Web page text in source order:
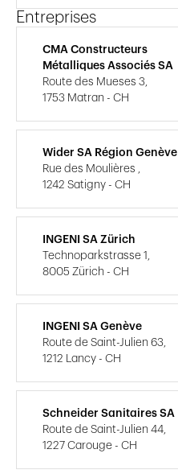
Entreprises
CMA Constructeurs
Métalliques Associés SA
Route des Mueses 3,
1753 Matran - CH
Wider SA Région Genève
Rue des Moulières ,
1242 Satigny - CH
INGENI SA Zürich
Technoparkstrasse 1,
8005 Zürich - CH
INGENI SA Genève
Route de Saint-Julien 63,
1212 Lancy - CH
Schneider Sanitaires SA
Route de Saint-Julien 44,
1227 Carouge - CH